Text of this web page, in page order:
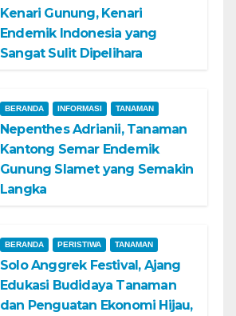
Kenari Gunung, Kenari
Endemik Indonesia yang
Sangat Sulit Dipelihara
BERANDA INFORMASI TANAMAN
Nepenthes Adrianii, Tanaman
Kantong Semar Endemik
Gunung Slamet yang Semakin
Langka
BERANDA PERISTIWA TANAMAN
Solo Anggrek Festival, Ajang
Edukasi Budidaya Tanaman
dan Penguatan Ekonomi Hijau,